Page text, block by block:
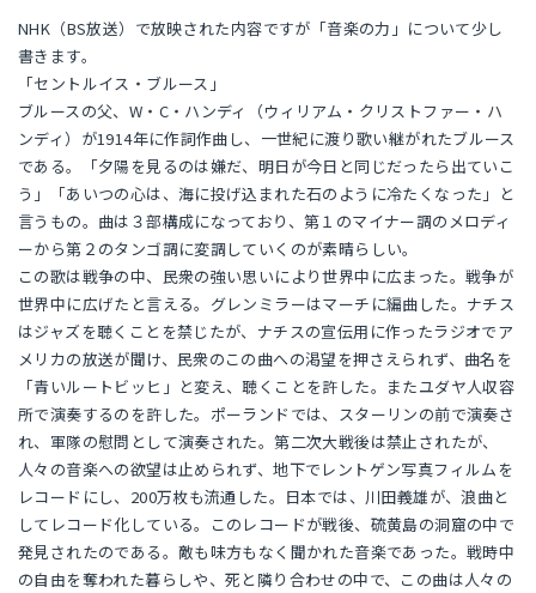
NHK（BS放送）で放映された内容ですが「音楽の力」について少し
書きます。
「セントルイス・ブルース」
ブルースの父、W・C・ハンディ（ウィリアム・クリストファー・ハ
ンディ）が1914年に作詞作曲し、一世紀に渡り歌い継がれたブルース
である。「夕陽を見るのは嫌だ、明日が今日と同じだったら出ていこ
う」「あいつの心は、海に投げ込まれた石のように冷たくなった」と
言うもの。曲は３部構成になっており、第１のマイナー調のメロディ
ーから第２のタンゴ調に変調していくのが素晴らしい。
この歌は戦争の中、民衆の強い思いにより世界中に広まった。戦争が
世界中に広げたと言える。グレンミラーはマーチに編曲した。ナチス
はジャズを聴くことを禁じたが、ナチスの宣伝用に作ったラジオでア
メリカの放送が聞け、民衆のこの曲への渇望を押さえられず、曲名を
「青いルートビッヒ」と変え、聴くことを許した。またユダヤ人収容
所で演奏するのを許した。ポーランドでは、スターリンの前で演奏さ
れ、軍隊の慰問として演奏された。第二次大戦後は禁止されたが、
人々の音楽への欲望は止められず、地下でレントゲン写真フィルムを
レコードにし、200万枚も流通した。日本では、川田義雄が、浪曲と
してレコード化している。このレコードが戦後、硫黄島の洞窟の中で
発見されたのである。敵も味方もなく聞かれた音楽であった。戦時中
の自由を奪われた暮らしや、死と隣り合わせの中で、この曲は人々の